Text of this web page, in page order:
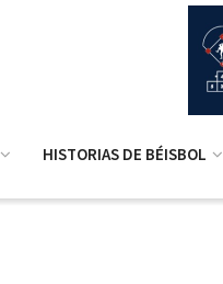
HISTORIAS DE BÉISBOL